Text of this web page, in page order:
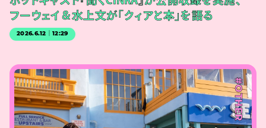
フーウェイ＆水上文が「クィアと本」を語る
2026.6.12｜12:29
#OTHER